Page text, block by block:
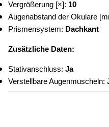
Vergrößerung [×]: 10
Augenabstand der Okulare
Prismensystem: Dachkant
Zusätzliche Daten:
Stativanschluss: Ja
Verstellbare Augenmuscheln: